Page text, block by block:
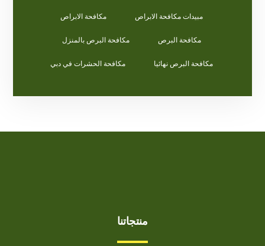
مبيدات مكافحة الابراص مكافحة الابراص
مكافحة البرص مكافحة البرص بالمنزل
مكافحة البرص نهائيا مكافحة الحشرات في دبي
منتجاتنا